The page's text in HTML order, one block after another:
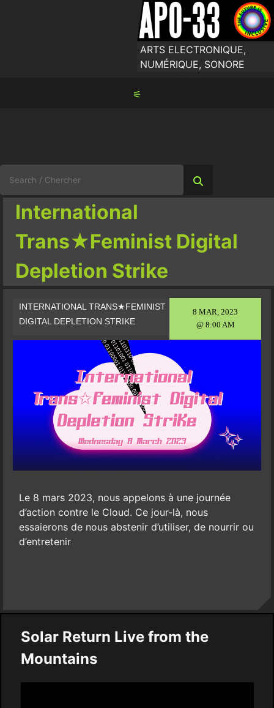
ARTS ELECTRONIQUE,
NUMÉRIQUE, SONORE
⚟
for:
International
Trans★Feminist Digital
Depletion Strike
8 MAR, 2023
@ 8:00 AM
INTERNATIONAL TRANS★FEMINIST
DIGITAL DEPLETION STRIKE
Le 8 mars 2023, nous appelons à une journée
d’action contre le Cloud. Ce jour-là, nous
essaierons de nous abstenir d’utiliser, de nourrir ou
d’entretenir
Solar Return Live from the
Mountains